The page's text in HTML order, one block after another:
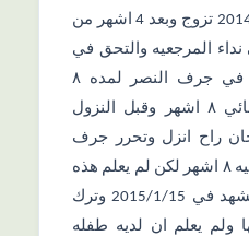
يدافع عن وطنه وفي عام 2014 تزوج وبعد 4 اشهر من
المرجعيه والتحق في
معسكر الحشد المقدس في جرف النصر لمده ٨
اشهر وكانت الجهاد الكفائي ٨ اشهر وقبل النزول
راح انزل وتحرر جرف
الصخر وخلصن الواجب عليه ٨ اشهر لكن لم يعلم هذه
اخر ساعه من عمره استشهد في 2015/1/15 وترك
ولم يعلم ان لديه طفله